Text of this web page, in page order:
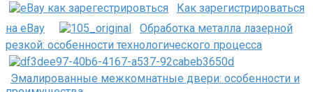
Как зарегистрироваться
на eBay
Обработка металла лазерной
резкой: особенности технологического процесса
Эмалированные межкомнатные двери: особенности и